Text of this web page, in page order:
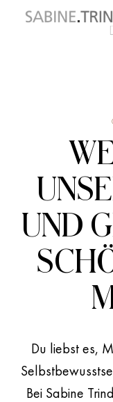
UND
Du liebst es,
Bei Sabine